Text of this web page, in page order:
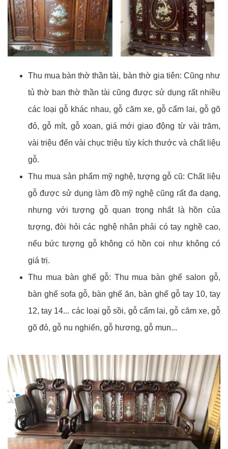
Thu mua bàn thờ thần tài, bàn thờ gia tiên: Cũng như
tủ thờ ban thờ thần tài cũng được sử dụng rất nhiều
các loại gỗ khác nhau, gỗ căm xe, gỗ cẩm lai, gỗ gõ
đỏ, gỗ mít, gỗ xoan, giá mới giao động từ vài trăm,
vài triệu đến vài chục triệu tùy kích thước và chất liệu
gỗ.
Thu mua sản phẩm mỹ nghệ, tượng gỗ cũ: Chất liệu
gỗ được sử dụng làm đồ mỹ nghệ cũng rất đa dạng,
nhưng với tượng gỗ quan trọng nhất là hồn của
tượng, đòi hỏi các nghệ nhân phải có tay nghề cao,
nếu bức tượng gỗ không có hồn coi như không có
giá trị.
Thu mua bàn ghế gỗ: Thu mua bàn ghế salon gỗ,
bàn ghế sofa gỗ, bàn ghế ăn, bàn ghế gỗ tay 10, tay
12, tay 14... các loại gỗ sồi, gỗ cẩm lai, gỗ căm xe, gỗ
gõ đỏ, gỗ nu nghiến, gỗ hương, gỗ mun...